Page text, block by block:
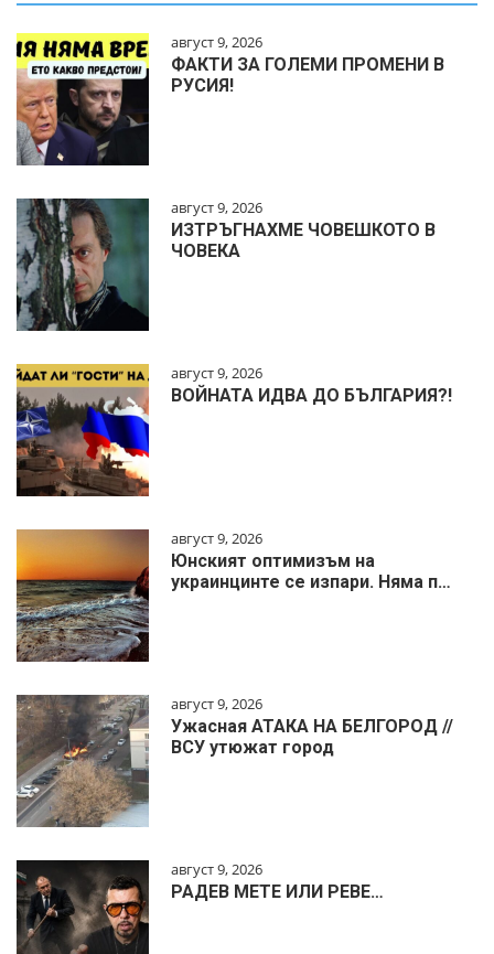
август 9, 2026
ФАКТИ ЗА ГОЛЕМИ ПРОМЕНИ В
РУСИЯ!
август 9, 2026
ИЗТРЪГНАХМЕ ЧОВЕШКОТО В
ЧОВЕКА
август 9, 2026
ВОЙНАТА ИДВА ДО БЪЛГАРИЯ?!
август 9, 2026
Юнският оптимизъм на
украинцинте се изпари. Няма п…
август 9, 2026
Ужасная АТАКА НА БЕЛГОРОД //
ВСУ утюжат город
август 9, 2026
РАДЕВ МЕТЕ ИЛИ РЕВЕ…